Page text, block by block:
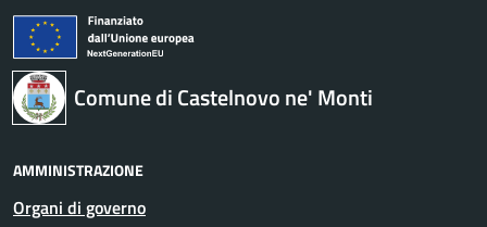
Comune di Castelnovo ne' Monti
AMMINISTRAZIONE
Organi di governo